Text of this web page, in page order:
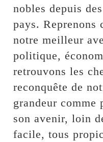
nobles depuis
pays. Reprenons
notre meilleur
politique,
retrouvons les
reconquête de
grandeur comme
son avenir, loin
facile, tous